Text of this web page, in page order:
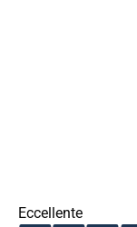
Eccellente